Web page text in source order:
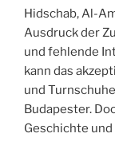
Hidschab, Al-
Ausdruck der
und fehlende
kann das
und
Budapester.
Geschichte